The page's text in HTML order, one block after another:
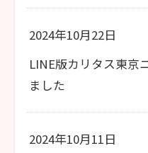
2024年10月22日
LINE版カリタス東京
ました
2024年10月11日